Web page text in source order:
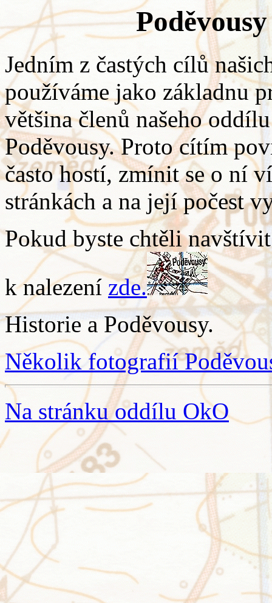
Jedním z častých cílů
používáme jako základnu
většina členů našeho
Poděvousy. Proto cítím
často hostí, zmínit se o ní
stránkách a na její počest
Pokud byste chtěli
k nalezenízde.
Historie a Poděvousy.
Několik fotografií
Na stránku oddílu OkO